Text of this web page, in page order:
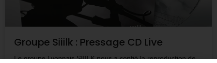
Groupe Siiilk : Pressage CD Live
Le groupe Lyonnais SIIILK nous a confié la reproduction de